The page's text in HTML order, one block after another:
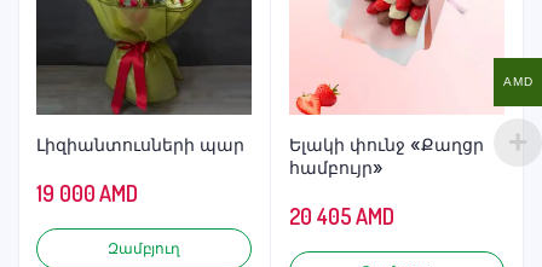
Լիզիանտուսների պար
19 000AMD
Զամբյուղ
Ելակի փունջ «Քաղցր
համբույր»
20 405AMD
AMD